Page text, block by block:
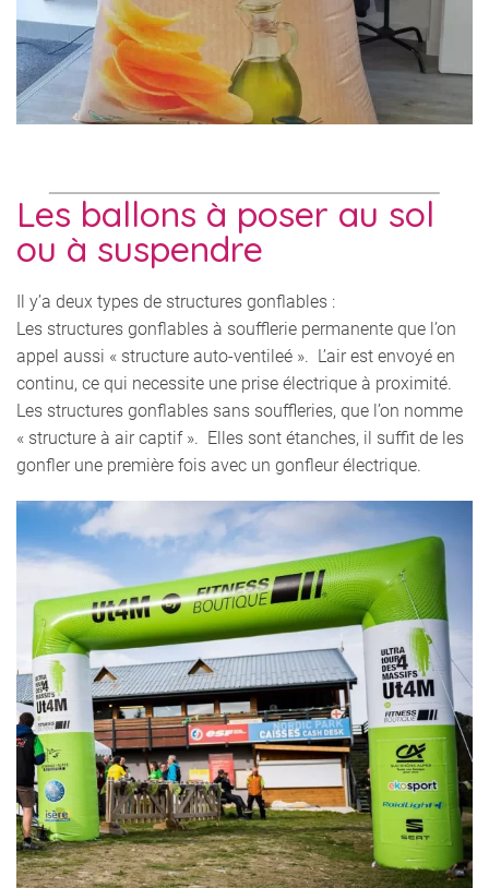
Les ballons à poser au sol
ou à suspendre
Il y’a deux types de structures gonflables :
Les structures gonflables à soufflerie permanente que l’on
appel aussi « structure auto-ventileé ». L’air est envoyé en
continu, ce qui necessite une prise électrique à proximité.
Les structures gonflables sans souffleries, que l’on nomme
« structure à air captif ». Elles sont étanches, il suffit de les
gonfler une première fois avec un gonfleur électrique.